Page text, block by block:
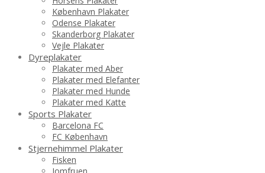
København Plakater
Odense Plakater
Skanderborg Plakater
Vejle Plakater
Dyreplakater
Plakater med Aber
Plakater med Elefanter
Plakater med Hunde
Plakater med Katte
Sports Plakater
Barcelona FC
FC København
Stjernehimmel Plakater
Fisken